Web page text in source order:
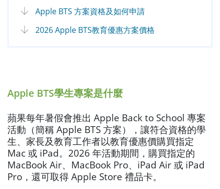
Apple BTS 方案資格及如何申請
2026 Apple BTS教育優惠方案價格
Apple BTS學生專案是什麼
蘋果每年暑假會推出 Apple Back to School 專案
活動（簡稱 Apple BTS 方案），讓符合資格的學
生、家長及教育工作者以教育優惠價購買指定
Mac 或 iPad。2026 年活動期間，購買指定的
MacBook Air、MacBook Pro、iPad Air 或 iPad
Pro，還可取得 Apple Store 禮品卡。